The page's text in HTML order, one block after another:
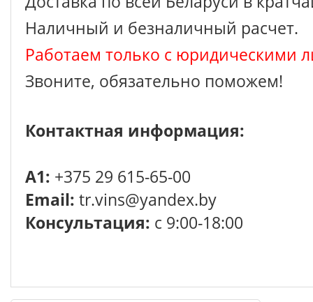
Наличный и безналичный расчет.
Работаем только с юридическими
Звоните, обязательно поможем!
Контактная информация:
A1: +375 29 615-65-00
Email: tr.vins@yandex.by
Консультация: с 9:00-18:00